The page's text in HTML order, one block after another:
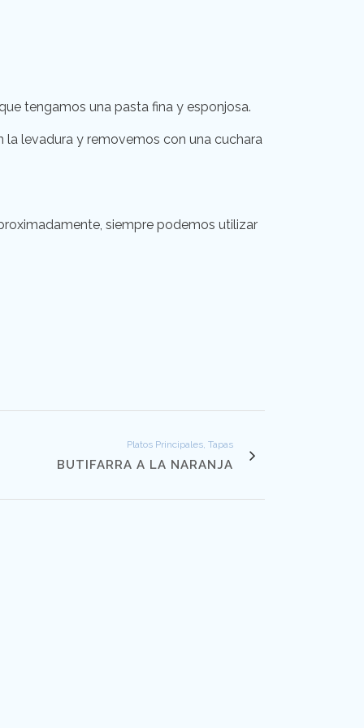
tengamos una pasta fina y esponjosa.
la levadura y removemos con una cuchara
siempre podemos utilizar
Platos Principales, Tapas
BUTIFARRA A LA NARANJA